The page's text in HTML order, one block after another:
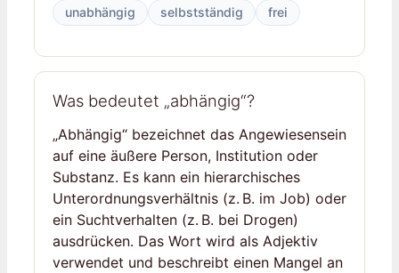
unabhängig selbstständig frei
Was bedeutet „abhängig“?
„Abhängig“ bezeichnet das Angewiesensein
auf eine äußere Person, Institution oder
Substanz. Es kann ein hierarchisches
Unterordnungsverhältnis (z. B. im Job) oder
ein Suchtverhalten (z. B. bei Drogen)
ausdrücken. Das Wort wird als Adjektiv
verwendet und beschreibt einen Mangel an